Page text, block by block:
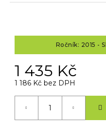
Ročník: 2015 -
1 435 Kč
1 186 Kč bez DPH
D
o
p
o
č